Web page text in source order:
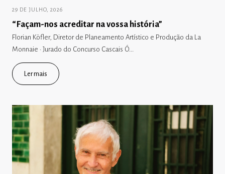
29 DE JULHO, 2026
“Façam-nos acreditar na vossa história”
Florian Köfler, Diretor de Planeamento Artístico e Produção da La
Monnaie · Jurado do Concurso Cascais Ó...
Ler mais